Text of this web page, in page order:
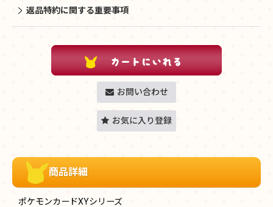
返品特約に関する重要事項
お問い合わせ
お気に入り登録
商品詳細
ポケモンカードXYシリーズ